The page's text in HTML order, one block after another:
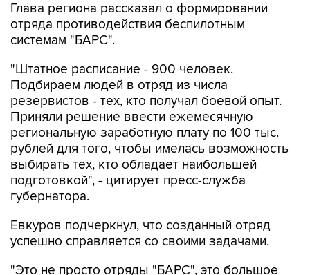
Глава региона рассказал о формировании
отряда противодействия беспилотным
системам "БАРС".
"Штатное расписание - 900 человек.
Подбираем людей в отряд из числа
резервистов - тех, кто получал боевой опыт.
Приняли решение ввести ежемесячную
региональную заработную плату по 100 тыс.
рублей для того, чтобы имелась возможность
выбирать тех, кто обладает наибольшей
подготовкой", - цитирует пресс-служба
губернатора.
Евкуров подчеркнул, что созданный отряд
успешно справляется со своими задачами.
"Это не просто отряды "БАРС", это большое